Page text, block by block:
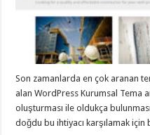
Son zamanlarda en çok aranan
alan WordPress Kurumsal Tema
oluşturması ile oldukça
doğdu bu ihtiyacı karşılamak